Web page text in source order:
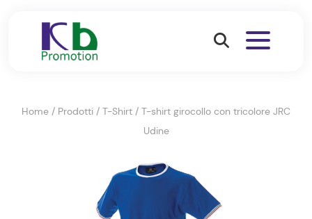
Home / Prodotti / T-Shirt / T-shirt girocollo con tricolore JRC
Udine